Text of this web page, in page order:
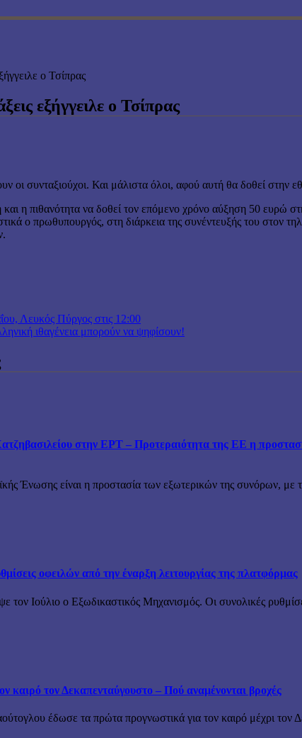
ο Τσίπρας
εξήγγειλε ο Τσίπρας
οι συνταξιούχοι. Και μάλιστα όλοι, αφού αυτή θα δοθεί
η πιθανότητα να δοθεί τον επόμενο χρόνο αύξηση 50 ευρώ
ο πρωθυπουργός, στη διάρκεια της συνέντευξής του στον
Λευκός Πύργος στις 12:00
ιθαγένεια μπορούν να ψηφίσουν!
στην ΕΡΤ – Προτεραιότητα της ΕΕ η
Ένωσης είναι η προστασία των εξωτερικών της συνόρων, με
οφειλών από την έναρξη λειτουργίας της πλατφόρμας
τον Ιούλιο ο Εξωδικαστικός Μηχανισμός. Οι συνολικές
καιρό τον Δεκαπενταύγουστο – Πού αναμένονται βροχές
έδωσε τα πρώτα προγνωστικά για τον καιρό μέχρι τον